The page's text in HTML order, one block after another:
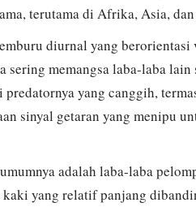
terutama di Afrika, Asia,
diurnal yang
sering memangsa laba-laba lain
yang canggih,
sinyal getaran yang menipu
adalah laba-laba
yang relatif panjang